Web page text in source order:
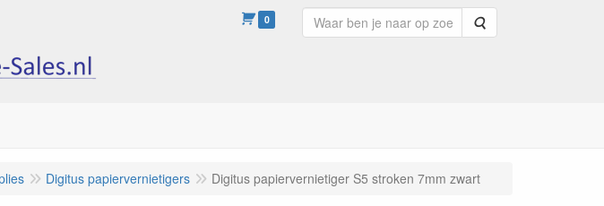
0 Zoeken
Digitus papiervernietigers Digitus papiervernietiger S5 stroken 7mm zwart